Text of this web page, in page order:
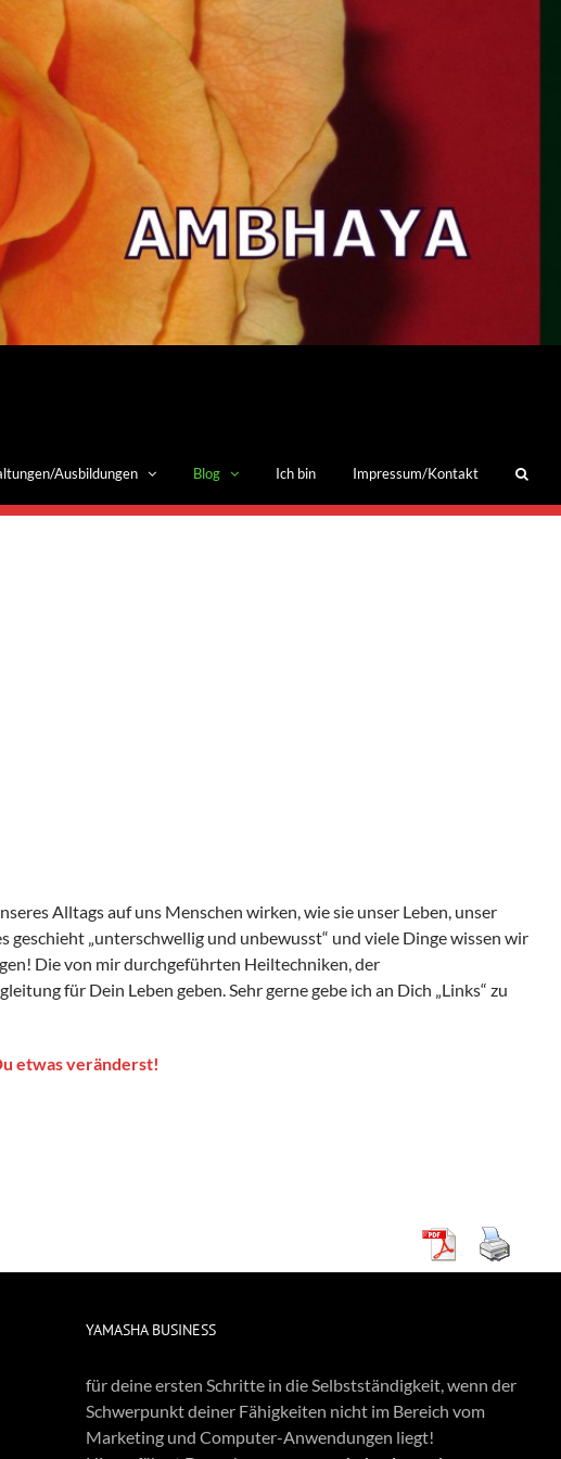
Ausbildungen Blog Ich bin Impressum/Kontakt
Alltags auf uns Menschen wirken, wie sie unser Leben, unser
„unterschwellig und unbewusst“ und viele Dinge wissen wir
Die von mir durchgeführten Heiltechniken, der
für Dein Leben geben. Sehr gerne gebe ich an Dich „Links“ zu
etwas veränderst!
YAMASHA BUSINESS
für deine ersten Schritte in die Selbstständigkeit, wenn der
Schwerpunkt deiner Fähigkeiten nicht im Bereich vom
Marketing und Computer-Anwendungen liegt!